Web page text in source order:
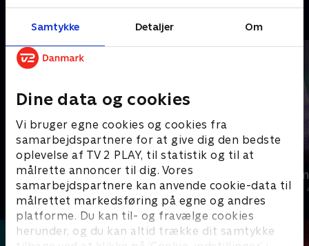
Samtykke Detaljer Om
Dine data og cookies
Vi bruger egne cookies og cookies fra
samarbejdspartnere for at give dig den bedste
oplevelse af TV 2 PLAY, til statistik og til at
målrette annoncer til dig. Vores
samarbejdspartnere kan anvende cookie-data til
målrettet markedsføring på egne og andres
platforme. Du kan til- og fravælge cookies
herunder, og du kan altid trække dit samtykke
Andre så også
Jul på slottet - Warwick
2020 • Livsstil • 46 min
Julelys for
2022 • Livsstil •